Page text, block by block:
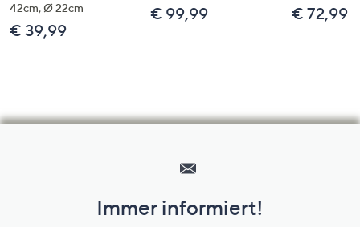
42cm, Ø 22cm
€ 39,99
€ 99,99 € 72,99
Unternehmensinformationen
Immer informiert!